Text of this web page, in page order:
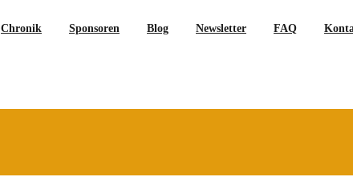
Chronik Sponsoren Blog Newsletter FAQ